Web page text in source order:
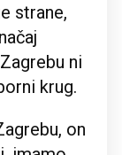
strane,
ni
krug.
on